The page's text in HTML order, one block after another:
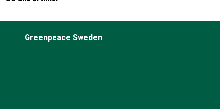
Greenpeace Sweden